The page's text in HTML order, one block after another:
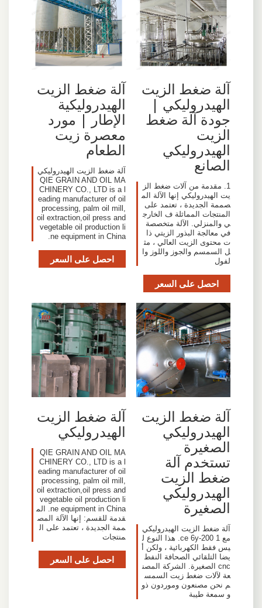
آلة ضغط الزيت
الهيدروليكي |
جودة آلة ضغط
الزيت
الهيدروليكي
الصانع
1. مقدمة من آلات ضغط الز
يت الهيدروليكي إنها الآلة الم
صممة الجديدة ، تعتمد على
المنتجات المماثلة ف الخارج
ي والمنزلي. الآلة متخصصة
في معالجة البذور الزيتي ذا
ت محتوى الزيت العالي ، مث
ل السمسم والجوز واللوز وا
لفول
احصل على السعر
آلة ضغط الزيت
الهيدروليكية
الإطار | مورد
معصرة زيت
الطعام
آلة ضغط الزيت الهيدروليكي
QIE GRAIN AND OIL MA
CHINERY CO., LTD is a l
eading manufacturer of oil
processing, palm oil mill,
oil extraction,oil press and
vegetable oil production li
ne equipment in China.
احصل على السعر
آلة ضغط الزيت
الهيدروليكي
الصغيرة
تستخدم آلة
ضغط الزيت
الهيدروليكي
الصغيرة
آلة ضغط الزيت الهيدروليكي
مع ce 6y-200 1. هذا النوع ل
يس فقط الكهربائية ، ولكن أ
يضا التلقائي الصحافة النفط
cnc الصغيرة. الشركة المصن
عة لآلات ضغط زيت السمس
م نحن مصنعون وموردون ذو
و سمعة طيبة
آلة ضغط الزيت
الهيدروليكي
QIE GRAIN AND OIL MA
CHINERY CO., LTD is a l
eading manufacturer of oil
processing, palm oil mill,
oil extraction,oil press and
vegetable oil production li
ne equipment in China. الم
قدمة للقسم: إنها الآلة المص
ممة الجديدة ، تعتمد على ال
منتجات
احصل على السعر